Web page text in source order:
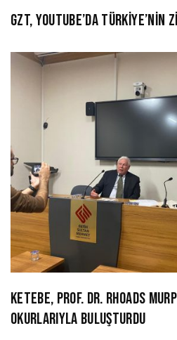
GZT, YOUTUBE’DA TÜRKİYE’NİN
KETEBE, PROF. DR. RHOADS
OKURLARIYLA BULUŞTURDU